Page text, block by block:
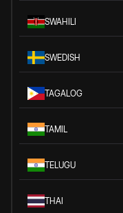
SWAHILI
SWEDISH
TAGALOG
TAMIL
TELUGU
THAI